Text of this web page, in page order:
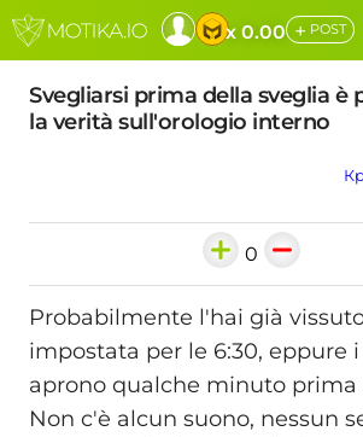
x 0.00 + POST
Svegliarsi prima della sveglia è
la verità sull'orologio interno
0
Probabilmente l'hai già
impostata per le 6:30, eppure
aprono qualche minuto prima
Non c'è alcun suono, nessun